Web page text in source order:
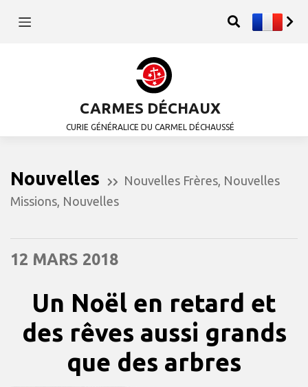
CARMES DÉCHAUX
CURIE GÉNÉRALICE DU CARMEL DÉCHAUSSÉ
Nouvelles Nouvelles Frères Nouvelles
Missions Nouvelles
12 MARS 2018
Un Noël en retard et
des rêves aussi grands
que des arbres